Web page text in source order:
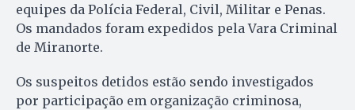
equipes da Polícia Federal, Civil, Militar e Penas.
Os mandados foram expedidos pela Vara Criminal
de Miranorte.
Os suspeitos detidos estão sendo investigados
por participação em organização criminosa,